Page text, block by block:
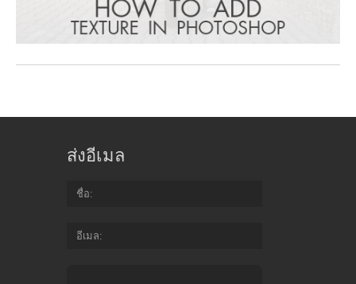
ส่งอีเมล
ชื่อ
อีเมล